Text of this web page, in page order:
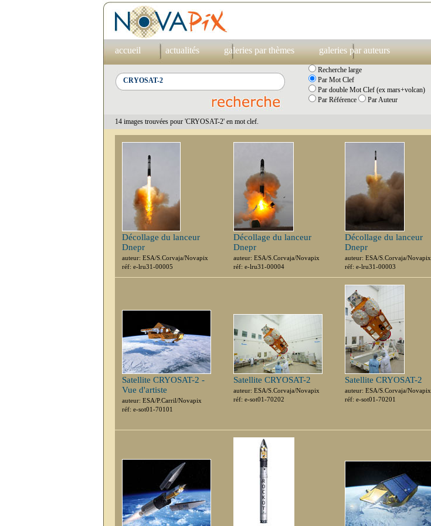
accueil actualités galeries par thèmes galeries par auteurs
Recherche large
Par Mot Clef
Par double Mot Clef (ex mars+volcan)
Par Référence
Par Auteur
14 images trouvées pour 'CRYOSAT-2' en mot clef.
Décollage du lanceur
Dnepr
auteur: ESA/S.Corvaja/Novapix
réf: e-lru31-00005
Décollage du lanceur
Dnepr
auteur: ESA/S.Corvaja/Novapix
réf: e-lru31-00004
Décollage du lanceur
Dnepr
auteur: ESA/S.Corvaja/Novapix
réf: e-lru31-00003
Satellite CRYOSAT-2 -
Vue d'artiste
auteur: ESA/P.Carril/Novapix
réf: e-sot01-70101
Satellite CRYOSAT-2
auteur: ESA/S.Corvaja/Novapix
réf: e-sot01-70202
Satellite CRYOSAT-2
auteur: ESA/S.Corvaja/Novapix
réf: e-sot01-70201